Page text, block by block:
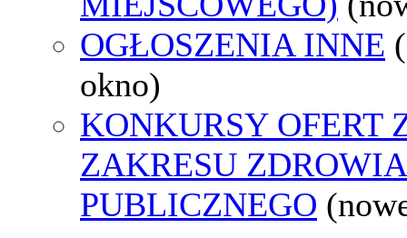
OGŁOSZENIA INNE
okno)
KONKURSY OFERT
ZAKRESU ZDROWIA
PUBLICZNEGO